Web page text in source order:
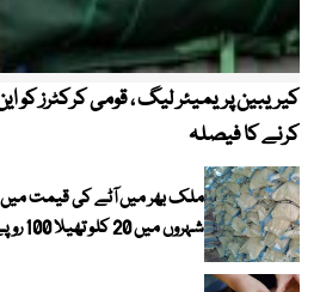
کرنے کا فیصلہ
ملک بھر میں آٹے کی قیمت
شہروں میں 20 کلو تھیلا 100 روپے تک مہنگا